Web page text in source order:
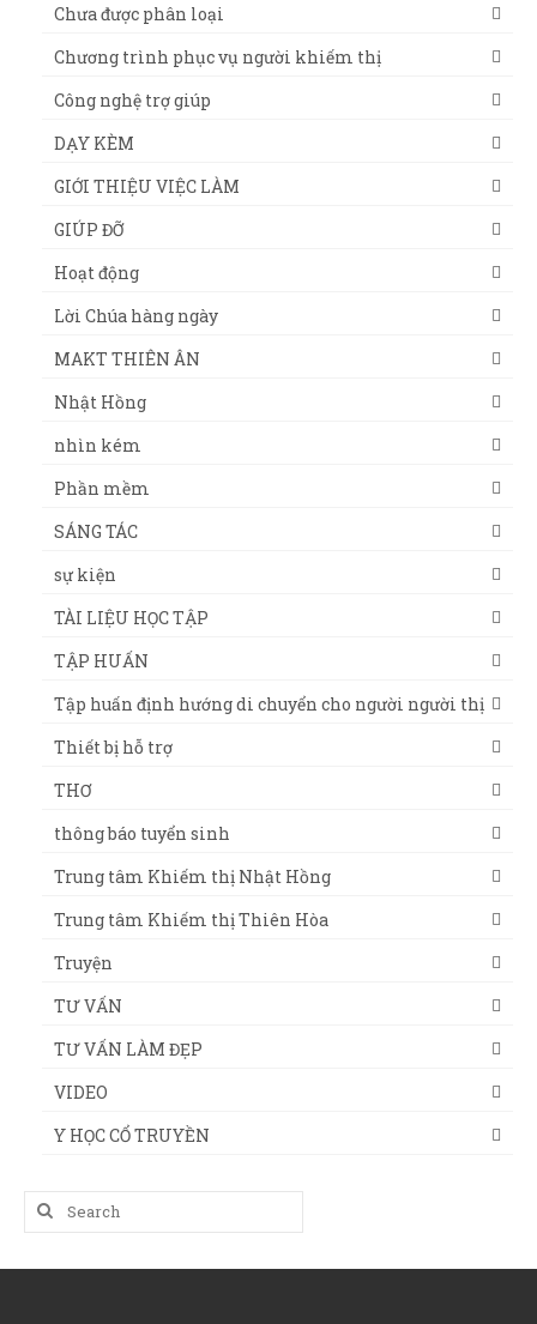
Chưa được phân loại
Chương trình phục vụ người khiếm thị
Công nghệ trợ giúp
DẠY KÈM
GIỚI THIỆU VIỆC LÀM
GIÚP ĐỠ
Hoạt động
Lời Chúa hàng ngày
MAKT THIÊN ÂN
Nhật Hồng
nhìn kém
Phần mềm
SÁNG TÁC
sự kiện
TÀI LIỆU HỌC TẬP
TẬP HUẤN
Tập huấn định hướng di chuyển cho người người thị
Thiết bị hỗ trợ
THƠ
thông báo tuyển sinh
Trung tâm Khiếm thị Nhật Hồng
Trung tâm Khiếm thị Thiên Hòa
Truyện
TƯ VẤN
TƯ VẤN LÀM ĐẸP
VIDEO
Y HỌC CỔ TRUYỀN
Search
for: